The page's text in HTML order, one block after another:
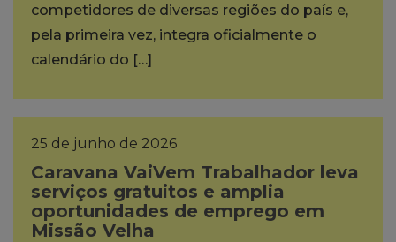
competidores de diversas regiões do país e,
pela primeira vez, integra oficialmente o
calendário do […]
25 de junho de 2026
Caravana VaiVem Trabalhador leva
serviços gratuitos e amplia
oportunidades de emprego em
Missão Velha